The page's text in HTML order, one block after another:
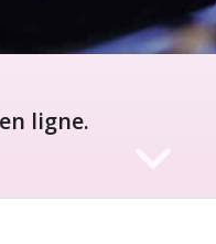
ligne.